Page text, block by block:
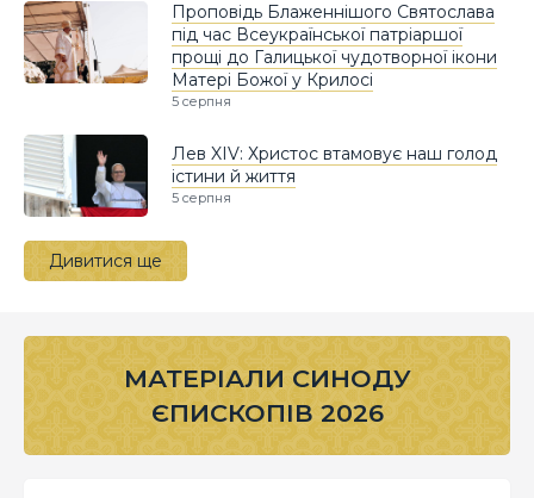
Проповідь Блаженнішого Святослава
під час Всеукраїнської патріаршої
прощі до Галицької чудотворної ікони
Матері Божої у Крилосі
5 серпня
Лев XIV: Христос втамовує наш голод
істини й життя
5 серпня
Дивитися ще
МАТЕРІАЛИ СИНОДУ
ЄПИСКОПІВ 2026